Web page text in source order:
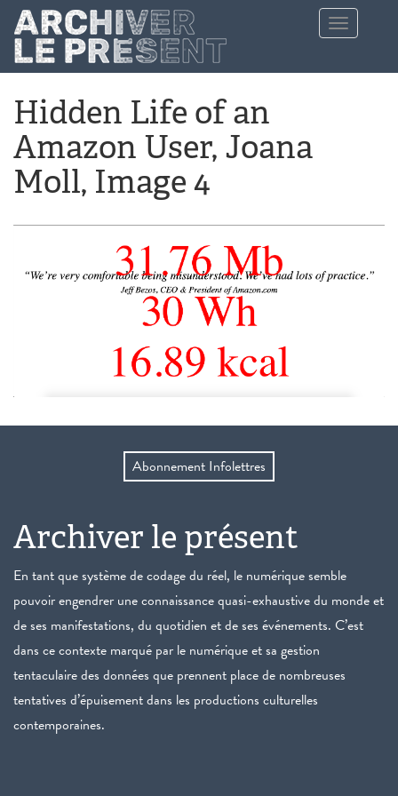
Aller au contenu principal
Toggle
navigation
Hidden Life of an
Amazon User, Joana
Moll, Image 4
Abonnement Infolettres
Archiver le présent
En tant que système de codage du réel, le numérique semble
pouvoir engendrer une connaissance quasi-exhaustive du monde et
de ses manifestations, du quotidien et de ses événements. C’est
dans ce contexte marqué par le numérique et sa gestion
tentaculaire des données que prennent place de nombreuses
tentatives d’épuisement dans les productions culturelles
contemporaines.